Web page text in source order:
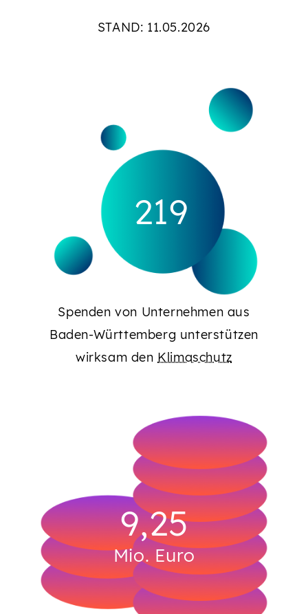
STAND: 11.05.2026
227
Spenden von Unternehmen aus
Baden-Württemberg unterstützen
wirksam den Klimaschutz
9,44
Mio. Euro